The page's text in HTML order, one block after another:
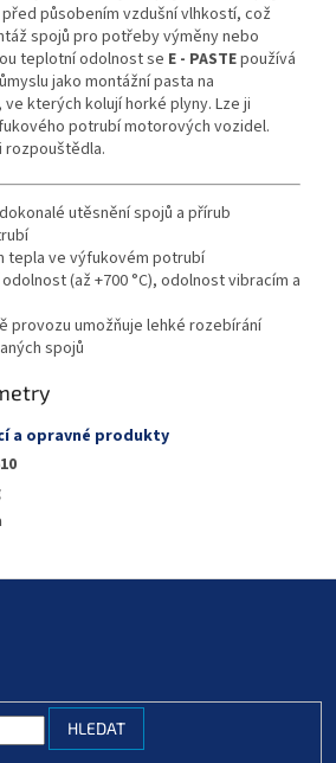
působením vzdušní vlhkostí, což
spojů pro potřeby výměny nebo
teplotní odolnost se E - PASTEpoužívá
jako montážní pasta na
kterých kolují horké plyny. Lze ji
potrubí motorových vozidel.
rozpouštědla.
utěsnění spojů a přírub
tepla ve výfukovém potrubí
(až +700 °C), odolnost vibracím a
provozu umožňuje lehké rozebírání
spojů
a opravné produkty
HLEDAT